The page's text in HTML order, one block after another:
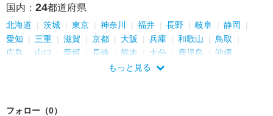
国内： 24都道府県
北海道 茨城 東京 神奈川 福井 長野 岐阜
静岡
愛知
三重 滋賀 京都 大阪 兵庫 和歌山
鳥取
広島
山口 愛媛 長崎 熊本 大分 鹿児島
沖縄
もっと見る
フォロー（0）